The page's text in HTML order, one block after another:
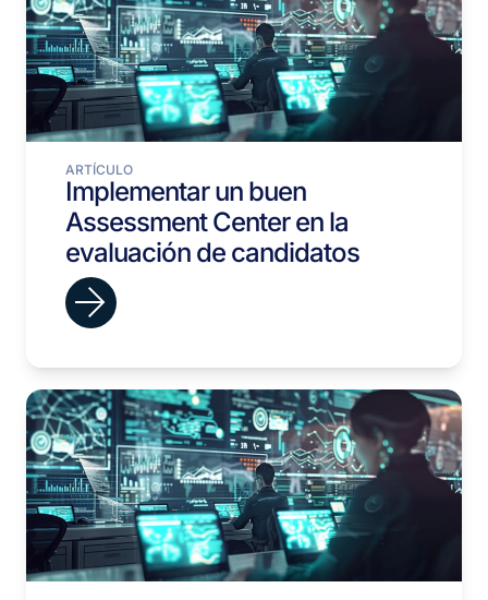
ARTÍCULO
Implementar un buen
Assessment Center en la
evaluación de candidatos